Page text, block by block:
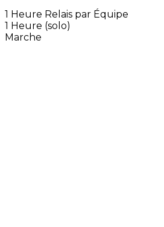
1 Heure Relais par Équipe
1 Heure (solo)
Marche